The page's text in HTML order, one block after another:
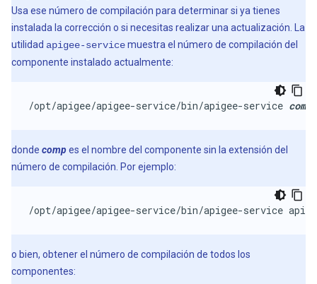
Usa ese número de compilación para determinar si ya tienes
instalada la corrección o si necesitas realizar una actualización. La
utilidad apigee-servicemuestra el número de compilación del
componente instalado actualmente:
/opt/apigee/apigee-service/bin/apigee-service comp
donde compes el nombre del componente sin la extensión del
número de compilación. Por ejemplo:
/opt/apigee/apigee-service/bin/apigee-service
o bien, obtener el número de compilación de todos los
componentes: